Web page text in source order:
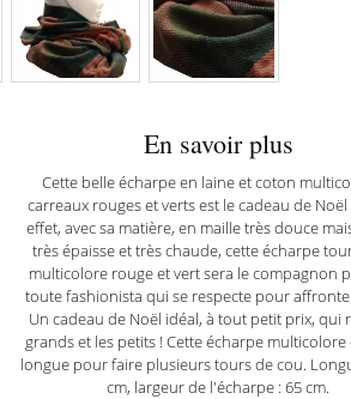
En savoir plus
Cette belle écharpe en laine et coton
carreaux rouges et verts est le cadeau de Noël
effet, avec sa matière, en maille très douce
très épaisse et très chaude, cette écharpe
multicolore rouge et vert sera le compagnon
toute fashionista qui se respecte pour
Un cadeau de Noël idéal, à tout petit prix, qui
grands et les petits ! Cette écharpe multicolore
longue pour faire plusieurs tours de cou.
cm, largeur de l'écharpe : 65 cm.